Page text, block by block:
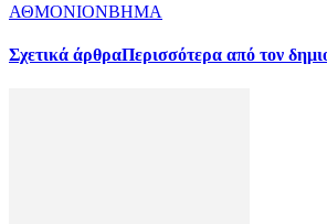
ΑΘΜΟΝΙΟΝΒΗΜΑ
Σχετικά άρθραΠερισσότερα από τον